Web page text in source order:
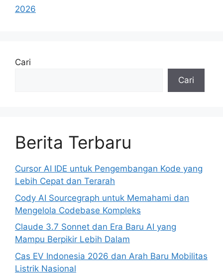
2026
Cari
Cari
Berita Terbaru
Cursor AI IDE untuk Pengembangan Kode yang
Lebih Cepat dan Terarah
Cody AI Sourcegraph untuk Memahami dan
Mengelola Codebase Kompleks
Claude 3.7 Sonnet dan Era Baru AI yang
Mampu Berpikir Lebih Dalam
Cas EV Indonesia 2026 dan Arah Baru Mobilitas
Listrik Nasional